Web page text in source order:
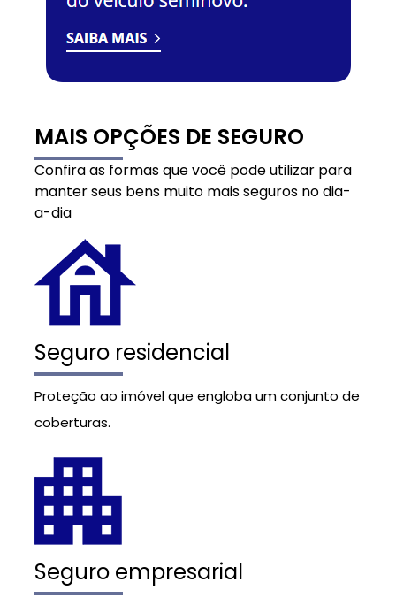
MAIS OPÇÕES DE SEGURO
Confira as formas que você pode utilizar para
manter seus bens muito mais seguros no dia-
a-dia
Seguro residencial
Proteção ao imóvel que engloba um conjunto de
coberturas.
Seguro empresarial